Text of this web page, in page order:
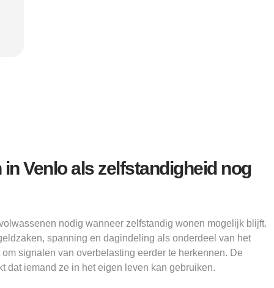
Venlo als zelfstandigheid nog
nodig wanneer zelfstandig wonen mogelijk blijft.
spanning en dagindeling als onderdeel van het
signalen van overbelasting eerder te herkennen. De
dat iemand ze in het eigen leven kan gebruiken.